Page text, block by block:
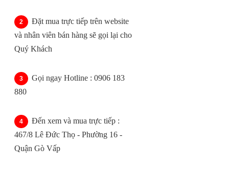
Đặt mua trực tiếp trên website
và nhân viên bán hàng sẽ gọi lại cho
Quý Khách
Gọi ngay Hotline : 0906 183
880
Đến xem và mua trực tiếp :
467/8 Lê Đức Thọ - Phường 16 -
Quận Gò Vấp